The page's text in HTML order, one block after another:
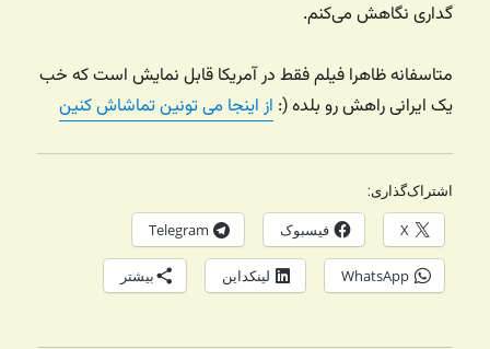
گداری نگاهش می‌کنم.
متاسفانه ظاهرا فیلم فقط در آمریکا قابل نمایش است که خب
یک ایرانی راهش رو بلده (: از اینجا می تونین تماشاش کنین
اشتراک‌گذاری:
X فیسبوک Telegram
WhatsApp لینکداین بیشتر